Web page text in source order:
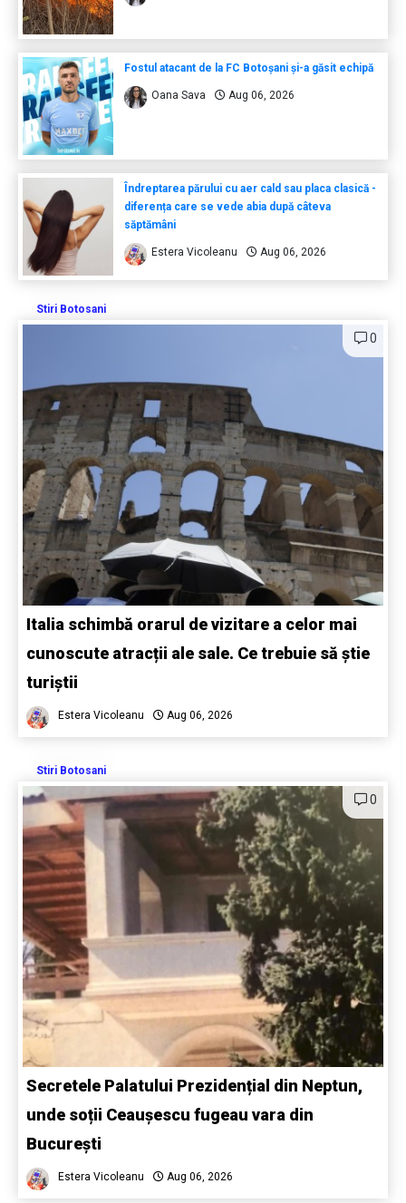
Fostul atacant de la FC Botoșani și-a găsit echipă
Oana Sava Aug 06, 2026
Îndreptarea părului cu aer cald sau placa clasică -
diferența care se vede abia după câteva
săptămâni
Estera Vicoleanu Aug 06, 2026
Stiri Botosani
0
Italia schimbă orarul de vizitare a celor mai
cunoscute atracții ale sale. Ce trebuie să știe
turiștii
Estera Vicoleanu Aug 06, 2026
Stiri Botosani
0
Secretele Palatului Prezidențial din Neptun,
unde soții Ceaușescu fugeau vara din
București
Estera Vicoleanu Aug 06, 2026